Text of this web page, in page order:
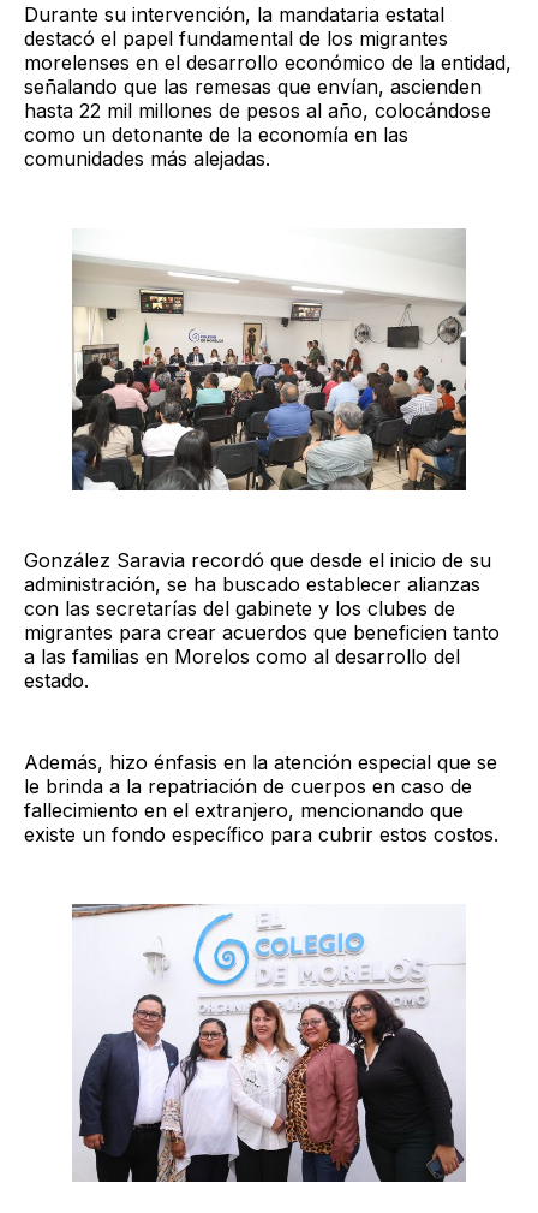
Durante su intervención, la mandataria estatal
destacó el papel fundamental de los migrantes
morelenses en el desarrollo económico de la entidad,
señalando que las remesas que envían, ascienden
hasta 22 mil millones de pesos al año, colocándose
como un detonante de la economía en las
comunidades más alejadas.
González Saravia recordó que desde el inicio de su
administración, se ha buscado establecer alianzas
con las secretarías del gabinete y los clubes de
migrantes para crear acuerdos que beneficien tanto
a las familias en Morelos como al desarrollo del
estado.
Además, hizo énfasis en la atención especial que se
le brinda a la repatriación de cuerpos en caso de
fallecimiento en el extranjero, mencionando que
existe un fondo específico para cubrir estos costos.